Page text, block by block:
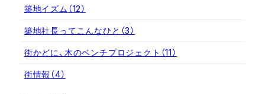
築地イズム （12）
築地社長ってこんなひと （3）
街かどに、木のベンチプロジェクト （11）
街情報 （4）